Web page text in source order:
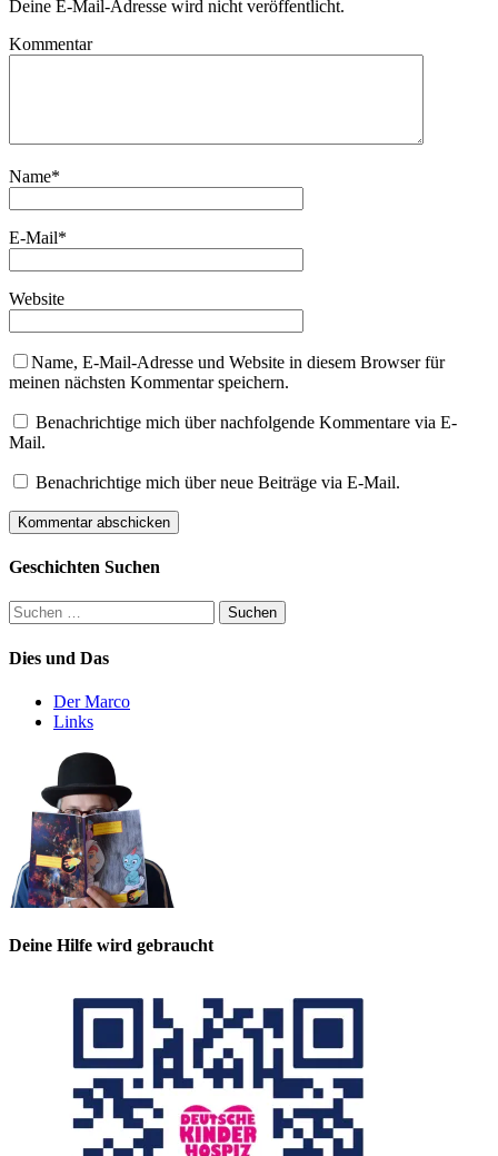
Deine E-Mail-Adresse wird nicht veröffentlicht.
Kommentar
Name*
E-Mail*
Website
Name, E-Mail-Adresse und Website in diesem Browser für
meinen nächsten Kommentar speichern.
Benachrichtige mich über nachfolgende Kommentare via E-
Mail.
Benachrichtige mich über neue Beiträge via E-Mail.
Geschichten Suchen
Suchen
nach:
Dies und Das
Der Marco
Links
Deine Hilfe wird gebraucht